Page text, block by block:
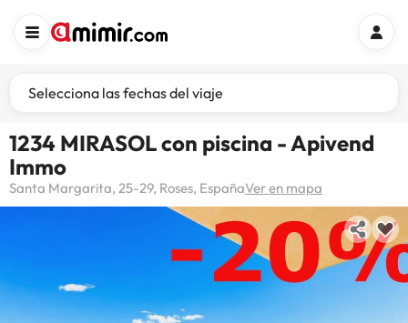
Selecciona las fechas del viaje
1234 MIRASOL con piscina - Apivend
Immo
Santa Margarita, 25-29, Roses, EspañaVer en mapa